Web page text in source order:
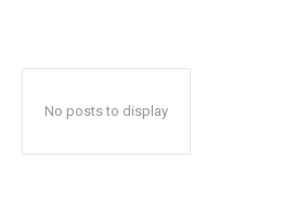
No posts to display